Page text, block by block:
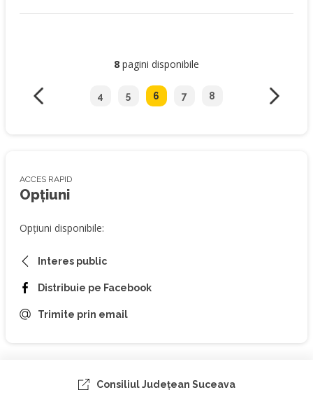
8 pagini disponibile
4 5 6 7 8
ACCES RAPID
Opțiuni
Opțiuni disponibile:
Interes public
Distribuie pe Facebook
Trimite prin email
Consiliul Judeţean Suceava